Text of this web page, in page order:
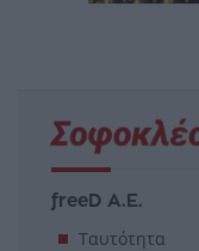
freeD Α.Ε.
Ταυτότητα